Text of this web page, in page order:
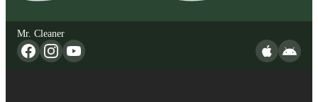
Mr. Cleaner